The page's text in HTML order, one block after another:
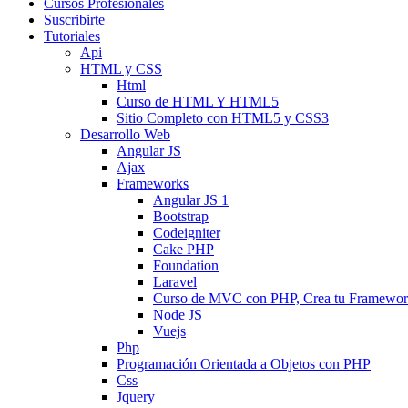
Cursos Profesionales
Suscribirte
Tutoriales
Api
HTML y CSS
Html
Curso de HTML Y HTML5
Sitio Completo con HTML5 y CSS3
Desarrollo Web
Angular JS
Ajax
Frameworks
Angular JS 1
Bootstrap
Codeigniter
Cake PHP
Foundation
Laravel
Curso de MVC con PHP, Crea tu
Node JS
Vuejs
Php
Programación Orientada a Objetos con PHP
Css
Jquery